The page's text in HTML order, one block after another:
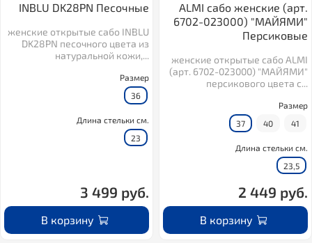
INBLU DK28PN Песочные
женские открытые сабо INBLU
DK28PN песочного цвета из
натуральной кожи,...
Размер
36
Длина стельки см.
23
3 499 руб.
В корзину
ALMI сабо женские (арт.
6702-023000) "МАЙЯМИ"
Персиковые
женские открытые сабо ALMI
(арт. 6702-023000) "МАЙЯМИ"
персикового цвета с...
Размер
37
40 41
Длина стельки см.
23,5
2 449 руб.
В корзину